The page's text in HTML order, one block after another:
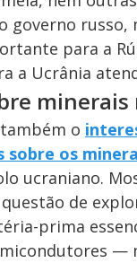
i
d
e
o
russo,
para a
a Ucrânia
minerais
o
sobre os
ucraniano.
de
prima
—